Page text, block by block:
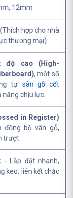
12mm
(Thích hợp cho nhà
thương mại)
độ cao (High-
, một số
tự sàn gỗ cốt
năng chịu lực.
in Register)
đồng bộ vân gỗ,
trượt
- Lắp đặt nhanh,
keo, liên kết chắc